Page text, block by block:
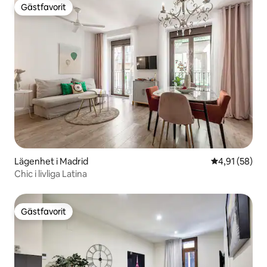
Gästfavorit
Gästfavorit
Lägenhet i Madrid 4,91 av 5 i
4,91 (58)
Chic i livliga Latina
Gästfavorit
Gästfavorit